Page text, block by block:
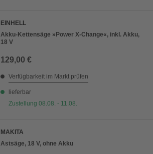
EINHELL
Akku-Kettensäge »Power X-Change«, inkl. Akku,
18 V
129,00 €
Verfügbarkeit im Markt prüfen
lieferbar
Zustellung 08.08. - 11.08.
MAKITA
Astsäge, 18 V, ohne Akku